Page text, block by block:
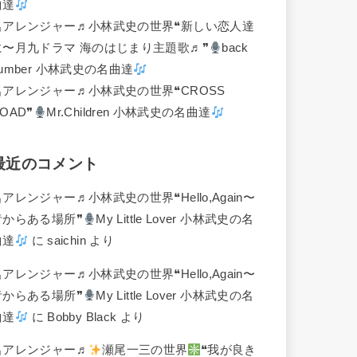
アレンジャー♬ 小林武史の世界❝新しい恋人達
〜月九ドラマ 海のはじまり主題歌♬❞
back
小林武史の名曲達
アレンジャー♬ 小林武史の世界❝CROSS
Mr.Children 小林武史の名曲達
近のコメント
アレンジャー♬ 小林武史の世界❝Hello,Again〜
からある場所❞
My Little Lover 小林武史の名
にsaichinより
アレンジャー♬ 小林武史の世界❝Hello,Again〜
からある場所❞
My Little Lover 小林武史の名
に Bobby Black より
アレンジャー♬ 瀬尾一三の世界 ❝我が良き